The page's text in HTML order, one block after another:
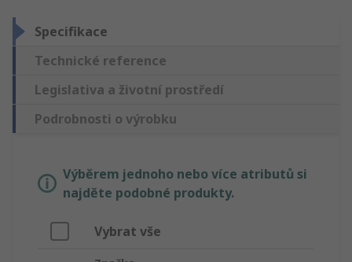
Specifikace
Technické reference
Legislativa a životní prostředí
Podrobnosti o výrobku
Výběrem jednoho nebo více atributů si
najděte podobné produkty.
Vybrat vše